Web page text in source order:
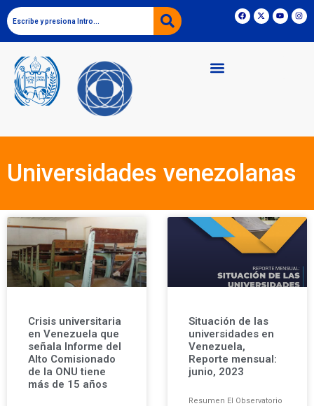
Universidades venezolanas
Crisis universitaria
en Venezuela que
señala Informe del
Alto Comisionado
de la ONU tiene
más de 15 años
Situación de las
universidades en
Venezuela,
Reporte mensual:
junio, 2023
Resumen El Observatorio